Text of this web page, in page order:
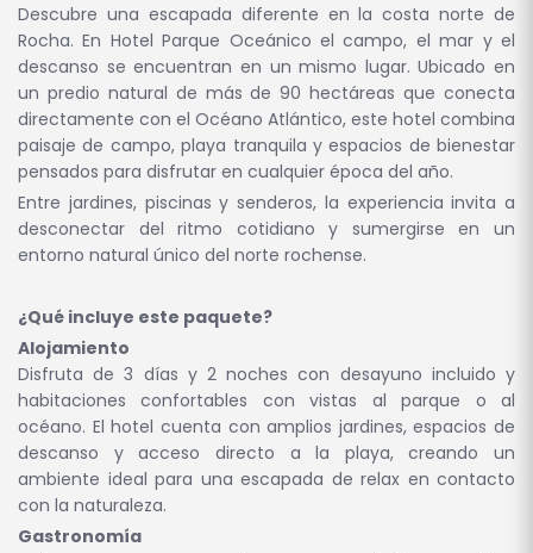
Descubre una escapada diferente en la costa norte de
Rocha. En Hotel Parque Oceánico el campo, el mar y el
descanso se encuentran en un mismo lugar. Ubicado en
un predio natural de más de 90 hectáreas que conecta
directamente con el Océano Atlántico, este hotel combina
paisaje de campo, playa tranquila y espacios de bienestar
pensados para disfrutar en cualquier época del año.
Entre jardines, piscinas y senderos, la experiencia invita a
desconectar del ritmo cotidiano y sumergirse en un
entorno natural único del norte rochense.
¿Qué incluye este paquete?
Alojamiento
Disfruta de 3 días y 2 noches con desayuno incluido y
habitaciones confortables con vistas al parque o al
océano. El hotel cuenta con amplios jardines, espacios de
descanso y acceso directo a la playa, creando un
ambiente ideal para una escapada de relax en contacto
con la naturaleza.
Gastronomía